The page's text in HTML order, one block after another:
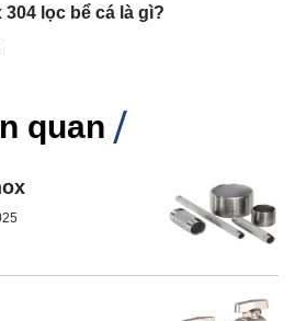
lọc bể cá là gì?
quan